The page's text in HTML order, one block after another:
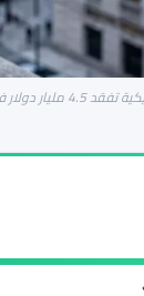
في يونيو